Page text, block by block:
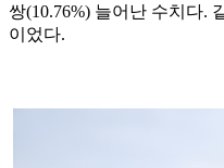
쌍(10.76%) 늘어난 수치다.
이었다.